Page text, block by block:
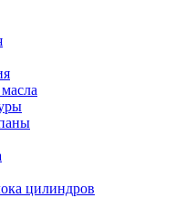
цилиндров